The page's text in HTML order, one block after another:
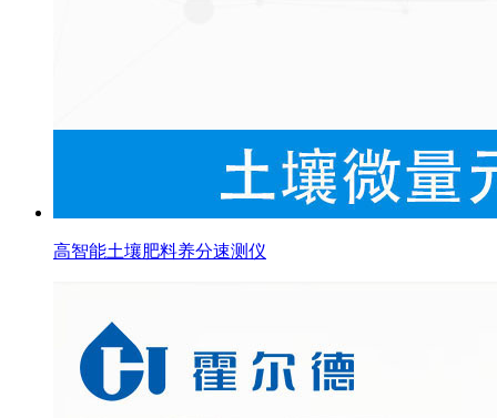
高智能土壤肥料养分速测仪